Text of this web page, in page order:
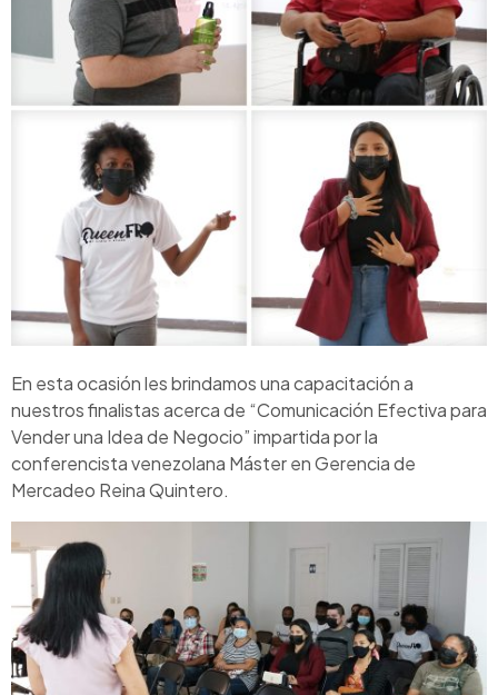
En esta ocasión les brindamos una capacitación a
nuestros finalistas acerca de “Comunicación Efectiva para
Vender una Idea de Negocio” impartida por la
conferencista venezolana Máster en Gerencia de
Mercadeo Reina Quintero.